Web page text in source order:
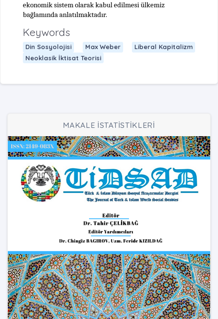
ekonomik sistem olarak kabul edilmesi ülkemiz
bağlamında anlatılmaktadır.
Keywords
Din Sosyolojisi Max Weber
Liberal Kapitalizm
Neoklasik İktisat Teorisi
MAKALE İSTATİSTİKLERİ